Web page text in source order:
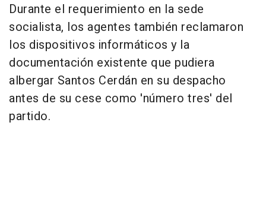
Durante el requerimiento en la sede
socialista, los agentes también reclamaron
los dispositivos informáticos y la
documentación existente que pudiera
albergar Santos Cerdán en su despacho
antes de su cese como 'número tres' del
partido.